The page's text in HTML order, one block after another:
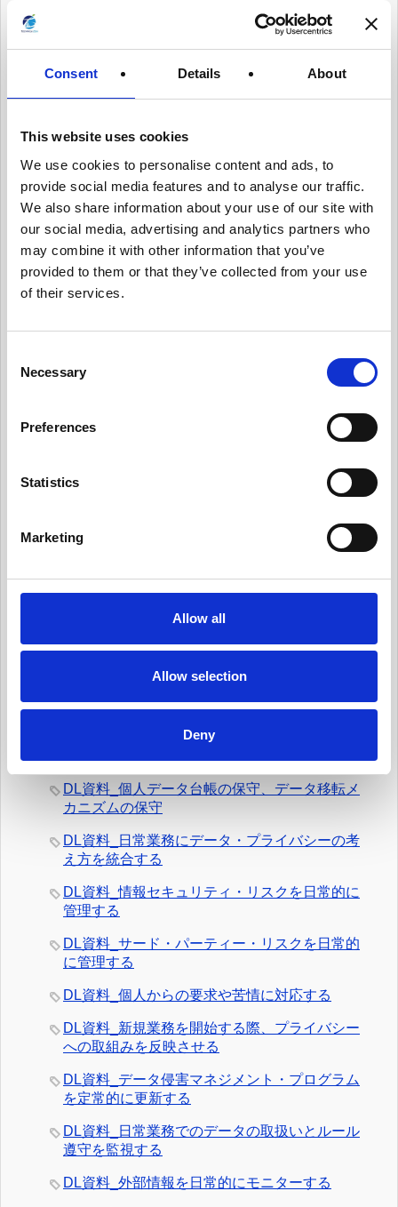
Consent Details About
This website uses cookies
We use cookies to personalise content and ads, to
provide social media features and to analyse our traffic.
We also share information about your use of our site with
our social media, advertising and analytics partners who
may combine it with other information that you’ve
provided to them or that they’ve collected from your use
of their services.
Necessary
Preferences
Statistics
Marketing
Allow all
Allow selection
Deny
有用情報_ガバナンス体制を整える
有用情報_個人データ台帳の保守、データ移転メ
カニズムの保守
有用情報_内部のデータ・プライバシー・ポリシ
有用情報_日常業務にデータ・プライバシーの考
え方を統合する
有用情報_従業員トレーニングとプライバシーに
ついての認知活動を実施
有用情報_情報セキュリティ・リスクを日常的に
有用情報_サード・パーティー・リスクを日常的
有用情報_プライバシー・ノーティスを実情に合
有用情報_個人からの要求や苦情に対応する
有用情報_新規業務を開始する際、プライバシー
への取組みを反映させる
有用情報_データ侵害マネジメント・プログラム
を定常的に更新する
有用情報_日常業務でのデータの取扱いとルール
遵守を監視する
有用情報_外部情報を日常的にモニターする
DL資料_個人データ台帳の保守、データ移転メ
カニズムの保守
DL資料_日常業務にデータ・プライバシーの考
え方を統合する
DL資料_情報セキュリティ・リスクを日常的に
管理する
DL資料_サード・パーティー・リスクを日常的
に管理する
DL資料_個人からの要求や苦情に対応する
DL資料_新規業務を開始する際、プライバシー
への取組みを反映させる
DL資料_データ侵害マネジメント・プログラム
を定常的に更新する
DL資料_日常業務でのデータの取扱いとルール
遵守を監視する
DL資料_外部情報を日常的にモニターする